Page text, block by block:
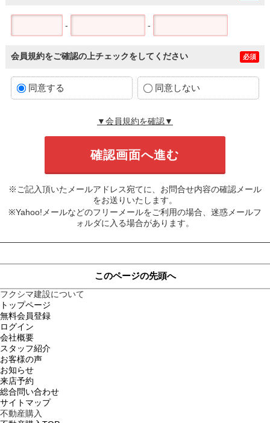
- -
会員規約をご確認の上チェックをしてください 必須
同意する 同意しない
▼会員規約を確認▼
※ご記入頂いたメールアドレス宛てに、お問合せ内容の確認メール
をお送りいたします。
※Yahoo!メールなどのフリーメールをご利用の場合、迷惑メールフ
ォルダに入る場合があります。
このページの先頭へ
フクシマ建設について
トップページ
無料会員登録
ログイン
会社概要
スタッフ紹介
お客様の声
お知らせ
来店予約
総合問い合わせ
サイトマップ
不動産購入